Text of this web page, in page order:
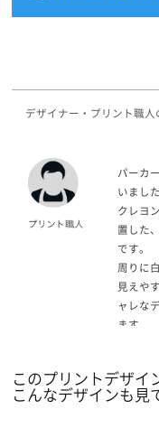
デザイナー・プリント職人
パーカ
いました
クレヨ
置した
です。
周りに
見えや
ャレな
ます。
い一枚
このプリントデザイ
こんなデザインも見